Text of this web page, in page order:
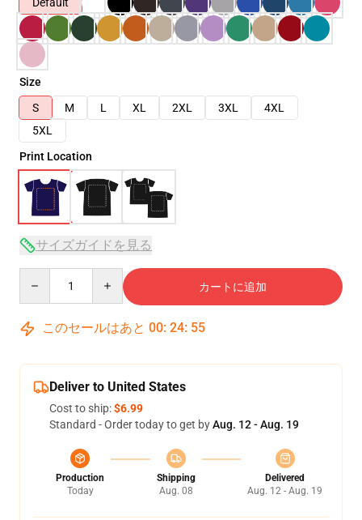
Size
S
M L XL 2XL 3XL
4XL
5XL
Print Location
サイズガイドを見る
カートに追加
このセールはあと 00: 24: 54
Deliver to United States
Cost to ship:$6.99
Standard - Order today to get byAug. 12 - Aug. 19
Production
Today
Shipping
Aug. 08
Delivered
Aug. 12 - Aug. 19